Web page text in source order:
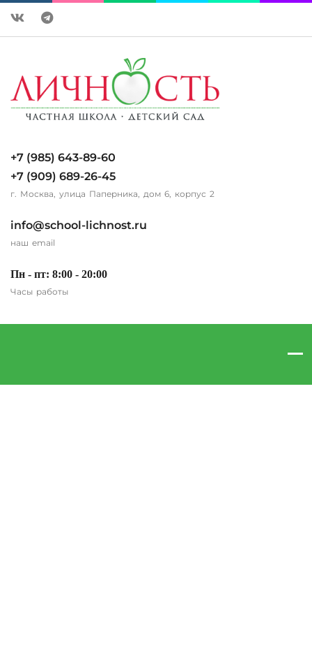
+7 (985) 643-89-60
+7 (909) 689-26-45
г. Москва, улица Паперника, дом 6, корпус 2
info@school-lichnost.ru
наш email
Пн - пт: 8:00 - 20:00
Часы работы